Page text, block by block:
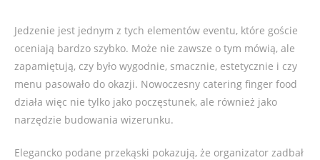
Jedzenie jest jednym z tych elementów eventu, które goście
oceniają bardzo szybko. Może nie zawsze o tym mówią, ale
zapamiętują, czy było wygodnie, smacznie, estetycznie i czy
menu pasowało do okazji. Nowoczesny catering finger food
działa więc nie tylko jako poczęstunek, ale również jako
narzędzie budowania wizerunku.
Elegancko podane przekąski pokazują, że organizator zadbał